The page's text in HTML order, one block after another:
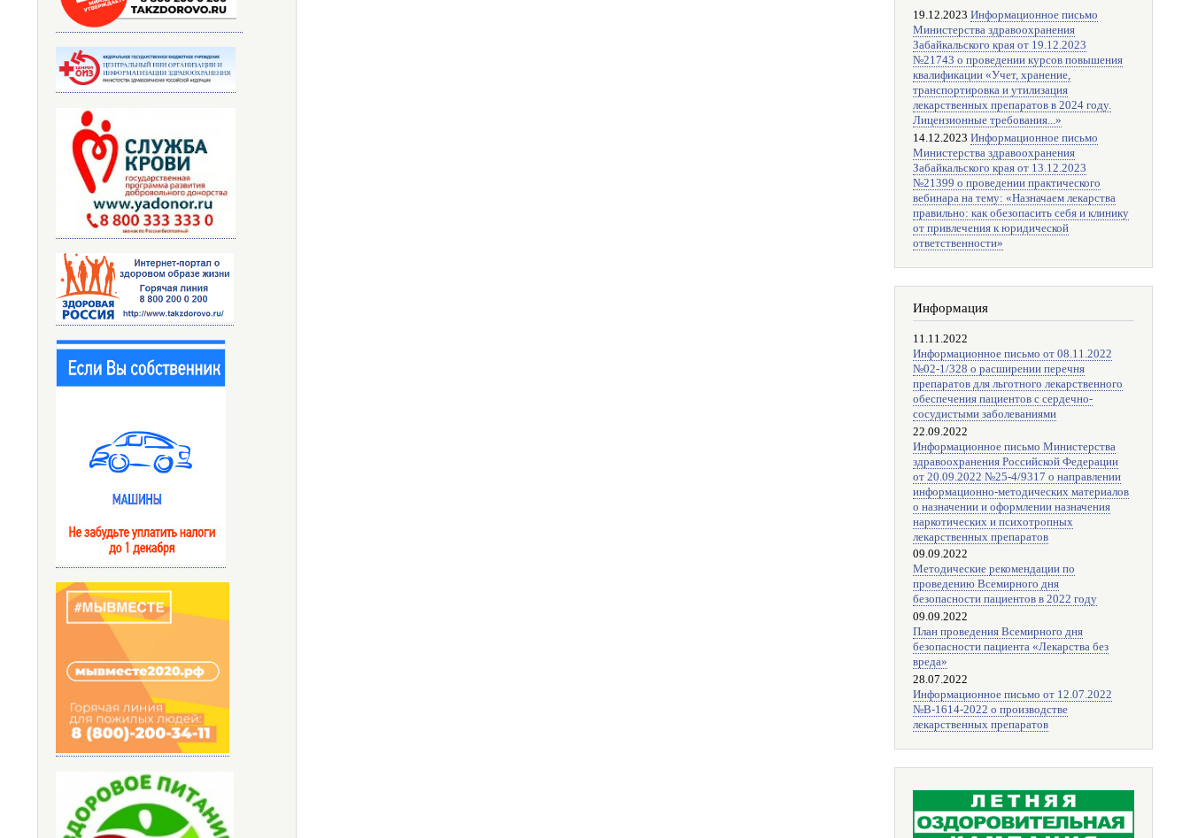
19.12.2023 Информационное письмо
Министерства здравоохранения
Забайкальского края от 19.12.2023
№21743 о проведении курсов повышения
квалификации «Учет, хранение,
транспортировка и утилизация
лекарственных препаратов в 2024 году.
Лицензионные требования...»
14.12.2023 Информационное письмо
Министерства здравоохранения
Забайкальского края от 13.12.2023
№21399 о проведении практического
вебинара на тему: «Назначаем лекарства
правильно: как обезопасить себя и клинику
от привлечения к юридической
ответственности»
Информация
11.11.2022
Информационное письмо от 08.11.2022
№02-1/328 о расширении перечня
препаратов для льготного лекарственного
обеспечения пациентов с сердечно-
сосудистыми заболеваниями
22.09.2022
Информационное письмо Министерства
здравоохранения Российской Федерации
от 20.09.2022 №25-4/9317 о направлении
информационно-методических материалов
о назначении и оформлении назначения
наркотических и психотропных
лекарственных препаратов
09.09.2022
Методические рекомендации по
проведению Всемирного дня
безопасности пациентов в 2022 году
09.09.2022
План проведения Всемирного дня
безопасности пациента «Лекарства без
вреда»
28.07.2022
Информационное письмо от 12.07.2022
№В-1614-2022 о производстве
лекарственных препаратов